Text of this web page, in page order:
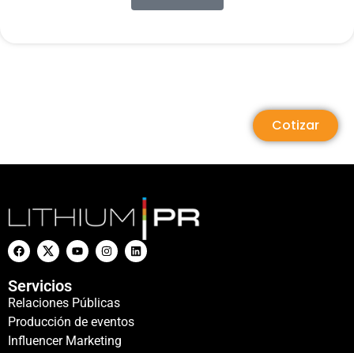
Cotizar
Servicios
Relaciones Públicas
Producción de eventos
Influencer Marketing